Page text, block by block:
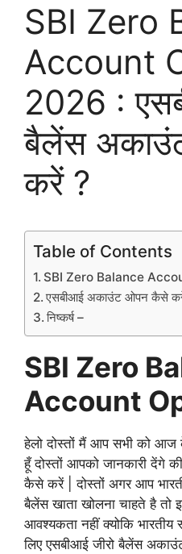
SBI Zero
Account
2026 :
बैलेंस
करें ?
Table of Contents
SBI Zero Balance
एसबीआई अकाउंट ओपन कैसे
निष्कर्ष –
SBI Zero
Account
हेलो दोस्तों मैं आप सभी को
हूँ दोस्तों आपको जानकारी देंगे
कैसे करें | दोस्तों अगर आप
बैलेंस खाता खोलना चाहते है तो
आवश्यकता नहीं क्योकि
लिए एसबीआई जीरो बैलेंस